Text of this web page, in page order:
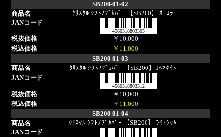
SB200-01-02
ｸﾘｽﾀﾙ ｼﾌﾄﾉﾌﾞｶﾊﾞｰ 【SB200】 ｵｰﾛﾗ
4560318803305
￥10,000
￥11,000
SB200-01-03
ｸﾘｽﾀﾙ ｼﾌﾄﾉﾌﾞｶﾊﾞｰ 【SB200】 Jﾍﾏﾀｲﾄ
4560318803312
￥10,000
￥11,000
SB200-01-04
ｸﾘｽﾀﾙ ｼﾌﾄﾉﾌﾞｶﾊﾞｰ 【SB200】 ﾗｲﾄｼｬﾑ